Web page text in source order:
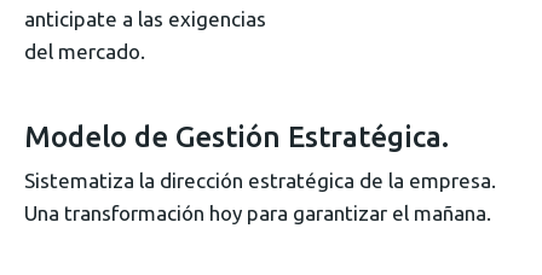
anticipate a las exigencias
del mercado.
Modelo de Gestión Estratégica.
Sistematiza la dirección estratégica de la empresa.
Una transformación hoy para garantizar el mañana.